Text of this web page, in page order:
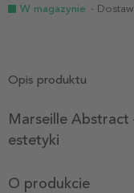
W magazynie -
Opis produktu
Marseille Abstract
estetyki
O produkcie